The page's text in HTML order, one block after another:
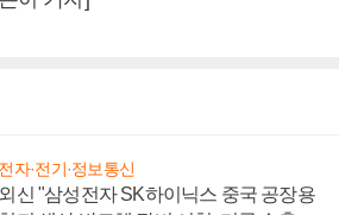
전자·전기·정보통신
외신 "삼성전자 SK하이닉스 중국 공장용